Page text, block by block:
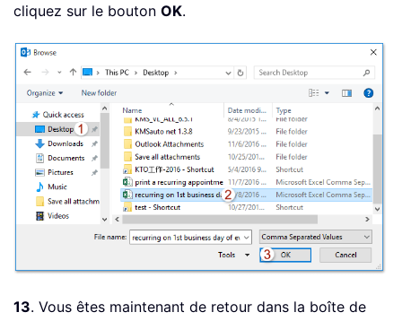
cliquez sur le bouton OK.
13. Vous êtes maintenant de retour dans la boîte de